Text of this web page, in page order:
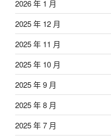
2026 年 1 月
2025 年 12 月
2025 年 11 月
2025 年 10 月
2025 年 9 月
2025 年 8 月
2025 年 7 月